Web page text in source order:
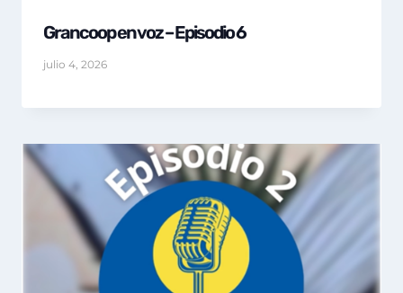
Grancoop en voz – Episodio 6
julio 4, 2026